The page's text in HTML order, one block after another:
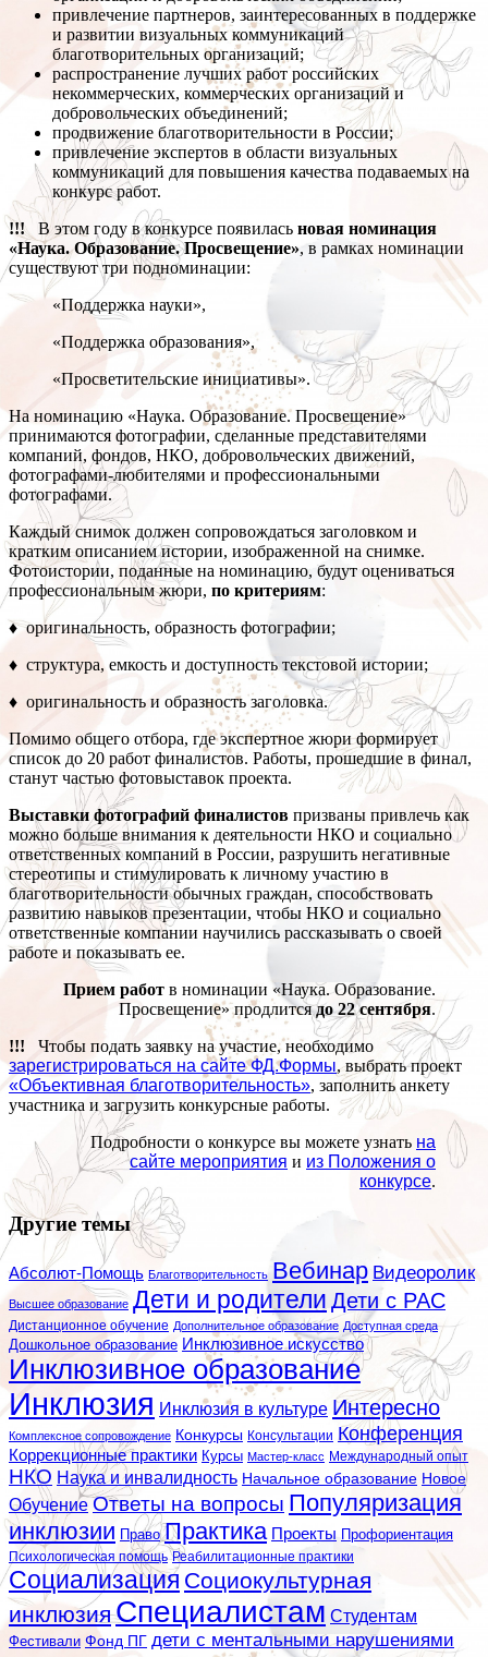
привлечение партнеров, заинтересованных в поддержке
и развитии визуальных коммуникаций
благотворительных организаций;
распространение лучших работ российских
некоммерческих, коммерческих организаций и
добровольческих объединений;
продвижение благотворительности в России;
привлечение экспертов в области визуальных
коммуникаций для повышения качества подаваемых на
конкурс работ.
!!!
В этом году в конкурсе появилась новая номинация
«Наука. Образование. Просвещение», в рамках номинации
существуют три подноминации:
«Поддержка науки»,
«Поддержка образования»,
«Просветительские инициативы».
На номинацию «Наука. Образование. Просвещение»
принимаются фотографии, сделанные представителями
компаний, фондов, НКО, добровольческих движений,
фотографами-любителями и профессиональными
фотографами.
Каждый снимок должен сопровождаться заголовком и
кратким описанием истории, изображенной на снимке.
Фотоистории, поданные на номинацию, будут оцениваться
профессиональным жюри, по критериям:
♦ оригинальность, образность фотографии;
♦ структура, емкость и доступность текстовой истории;
♦ оригинальность и образность заголовка.
Помимо общего отбора, где экспертное жюри формирует
список до 20 работ финалистов. Работы, прошедшие в финал,
станут частью фотовыставок проекта.
Выставки фотографий финалистов призваны привлечь как
можно больше внимания к деятельности НКО и социально
ответственных компаний в России, разрушить негативные
стереотипы и стимулировать к личному участию в
благотворительности обычных граждан, способствовать
развитию навыков презентации, чтобы НКО и социально
ответственные компании научились рассказывать о своей
работе и показывать ее.
Прием работ в номинации «Наука. Образование.
Просвещение» продлитсядо 22 сентября.
!!!
Чтобы подать заявку на участие, необходимо
зарегистрироваться на сайте ФД.Формы, выбрать проект
«Объективная благотворительность», заполнить анкету
участника и загрузить конкурсные работы.
Подробности о конкурсе вы можете узнать на
сайте мероприятия и из Положения о
конкурсе.
Другие темы
Абсолют-Помощь Благотворительность Вебинар Видеоролик
Высшее образование Дети и родители Дети с РАС
Дистанционное обучение Дополнительное образование Доступная среда
Дошкольное образование Инклюзивное искусство
Инклюзивное образование
Инклюзия Инклюзия в культуре Интересно
Комплексное сопровождение Конкурсы Консультации Конференция
Коррекционные практики Курсы Мастер-класс Международный опыт
НКО Наука и инвалидность Начальное образование Новое
Обучение Ответы на вопросы Популяризация
инклюзии Право Практика Проекты Профориентация
Психологическая помощь Реабилитационные практики
Социализация Социокультурная
инклюзия Специалистам Студентам
Фестивали Фонд ПГ дети с ментальными нарушениями